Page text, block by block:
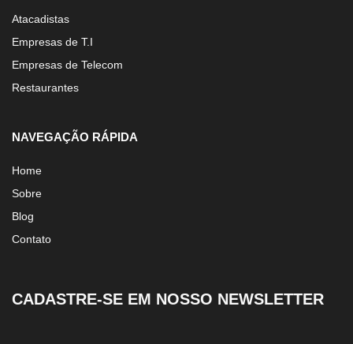
Atacadistas
Empresas de T.I
Empresas de Telecom
Restaurantes
NAVEGAÇÃO RÁPIDA
Home
Sobre
Blog
Contato
CADASTRE-SE EM NOSSO NEWSLETTER